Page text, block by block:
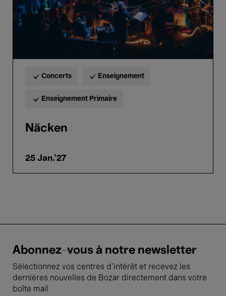
Concerts Enseignement
Enseignement Primaire
Näcken
25 Jan.'27
Abonnez-vous à notre newsletter
Sélectionnez vos centres d'intérêt et recevez les
dernières nouvelles de Bozar directement dans votre
boîte mail